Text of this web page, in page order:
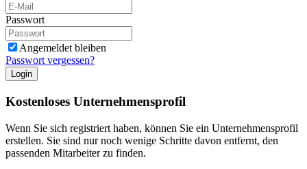
Passwort
Angemeldet bleiben
Passwort vergessen?
Login
Kostenloses Unternehmensprofil
Wenn Sie sich registriert haben, können Sie ein Unternehmensprofil
erstellen. Sie sind nur noch wenige Schritte davon entfernt, den
passenden Mitarbeiter zu finden.